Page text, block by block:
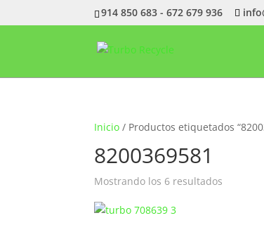
914 850 683 - 672 679 936
Inicio / Productos etiquetados
8200369581
Mostrando los 6 resultados